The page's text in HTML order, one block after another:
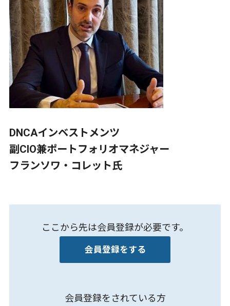
DNCAインベストメンツ
副CIO兼ポートフォリオマネジャー
フランソワ・コレット氏
ここから先は会員登録が必要です。
会員登録をする
会員登録をされている方